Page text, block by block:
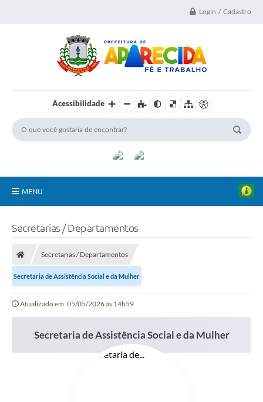
Login / Cadastro
Acessibilidade
MENU
Transparência
Turismo
Ouvidoria
Secretarias / Departamentos
Secretarias / Departamentos
Secretaria de Assistência Social e da Mulher
Atualizado em: 05/05/2026 às 14h59
Secretaria de Assistência Social e da Mulher